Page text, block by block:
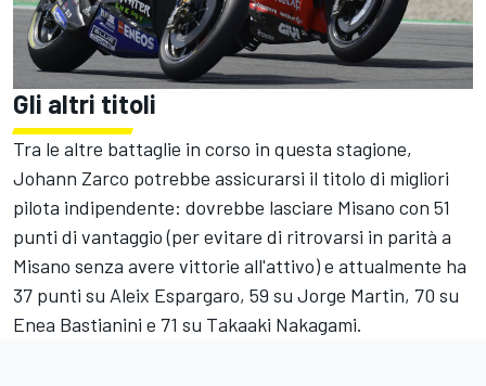
Gli altri titoli
Tra le altre battaglie in corso in questa stagione,
Johann Zarco potrebbe assicurarsi il titolo di migliori
pilota indipendente: dovrebbe lasciare Misano con 51
punti di vantaggio (per evitare di ritrovarsi in parità a
Misano senza avere vittorie all'attivo) e attualmente ha
37 punti su Aleix Espargaro, 59 su Jorge Martin, 70 su
Enea Bastianini e 71 su Takaaki Nakagami.